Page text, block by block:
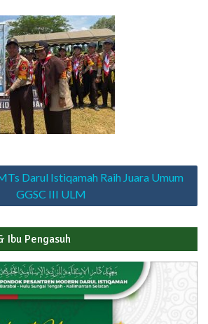
Darul Istiqamah Raih Juara Umum
GGSC III ULM
Ibu Pengasuh